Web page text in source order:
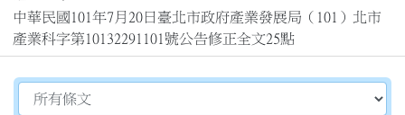
中華民國101年7月20日臺北市政府產業發展局（101）北市
產業科字第10132291101號公告修正全文25點
切換選擇法規資訊內容